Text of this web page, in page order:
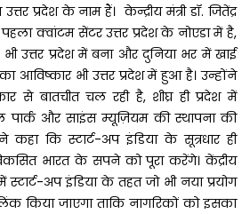
प्रदेश के नाम हैं। केन्द्रीय मंत्री डॉ. जितेंद्र
क्वांटम सेंटर उत्तर प्रदेश के नोएडा में है,
उत्तर प्रदेश में बना और दुनिया भर में खाई
आविष्कार भी उत्तर प्रदेश में हुआ है। उन्होंने
से बातचीत चल रही है, शीघ्र ही प्रदेश में
पार्क और साइंस म्यूज़ियम की स्थापना की
ने कहा कि स्टार्ट-अप इंडिया के सूत्रधार ही
भारत के सपने को पूरा करेंगे। केंद्रीय
स्टार्ट-अप इंडिया के तहत जो भी नया प्रयोग
किया जाएगा ताकि नागरिकों को इसका